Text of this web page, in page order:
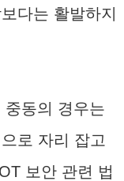
다는 활발하지
중동의 경우는
로 자리 잡고
보안 관련 법